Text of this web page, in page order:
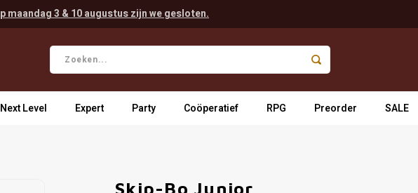
3 & 10 augustus zijn we gesloten.
Next Level Expert Party Coöperatief RPG Preorder SALE
Skip-Bo Junior